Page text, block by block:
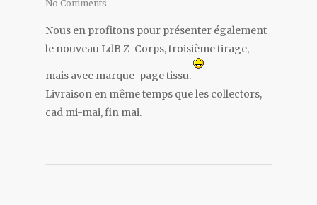
No Comments
Nous en profitons pour présenter également
le nouveau LdB Z-Corps, troisième tirage,
mais avec marque-page tissu.
Livraison en même temps que les collectors,
cad mi-mai, fin mai.